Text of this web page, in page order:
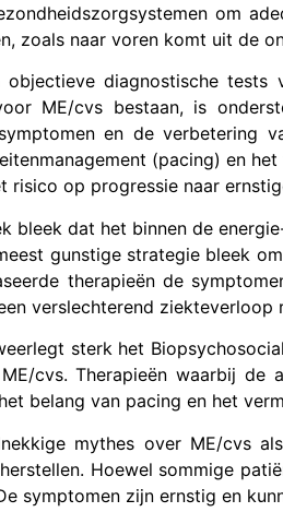
om
zoals naar voren komt uit de
objectieve diagnostische tests
ME/cvs bestaan, is
en de verbetering
(pacing) en
risico op progressie naar
bleek dat het binnen de
gunstige strategie bleek
therapieën de
verslechterend ziekteverloop
sterk het
cvs. Therapieën waarbij
belang van pacing en het
mythes over ME/cvs
Hoewel sommige
symptomen zijn ernstig en